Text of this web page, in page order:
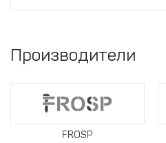
Производители
FROSP